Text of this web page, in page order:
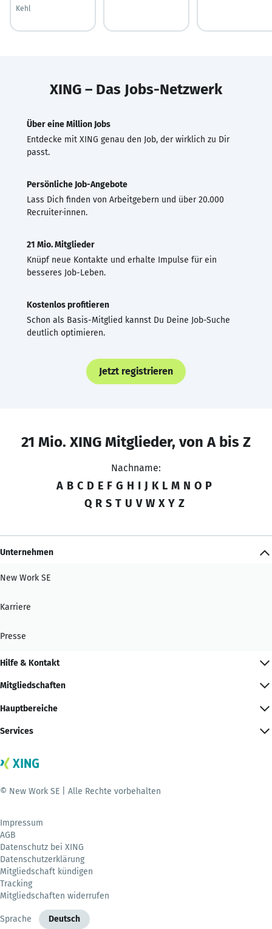
Kehl
XING – Das Jobs-Netzwerk
Über eine Million Jobs
Entdecke mit XING genau den Job, der wirklich zu Dir
passt.
Persönliche Job-Angebote
Lass Dich finden von Arbeitgebern und über 20.000
Recruiter·innen.
21 Mio. Mitglieder
Knüpf neue Kontakte und erhalte Impulse für ein
besseres Job-Leben.
Kostenlos profitieren
Schon als Basis-Mitglied kannst Du Deine Job-Suche
deutlich optimieren.
Jetzt registrieren
21 Mio. XING Mitglieder, von A bis Z
Nachname:
A B C D E F G H I J K L M N O P
Q R S T U V W X Y Z
Unternehmen
New Work SE
Karriere
Presse
Hilfe & Kontakt
Mitgliedschaften
Hauptbereiche
Services
© New Work SE | Alle Rechte vorbehalten
Impressum
AGB
Datenschutz bei XING
Datenschutzerklärung
Mitgliedschaft kündigen
Tracking
Mitgliedschaften widerrufen
Sprache Deutsch